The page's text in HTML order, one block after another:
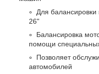
Для
26"
Балансировка
помощи
Позволяет
автомобилей